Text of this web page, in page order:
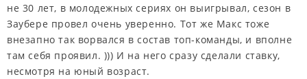
не 30 лет, в молодежных сериях он выигрывал, сезон в
Заубере провел очень уверенно. Тот же Макс тоже
внезапно так ворвался в состав топ-команды, и вполне
там себя проявил. ))) И на него сразу сделали ставку,
несмотря на юный возраст.